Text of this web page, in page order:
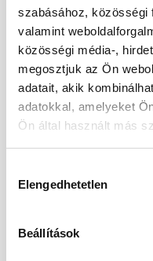
szabásához,
valamint
közösségi média-,
megosztjuk az Ön
adatait, akik
adatokkal, amelyeket
Ön által használt más
kiválasztása
Elengedhetetlen
Beállítások
2024. október
2024. szeptember
2024. május
2024. április
2024. március
2023. december